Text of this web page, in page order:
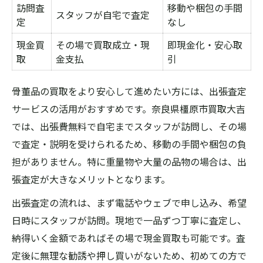
訪問査
定
スタッフが自宅で査定
移動や梱包の手間
なし
現金買
取
その場で買取成立・現
金支払
即現金化・安心取
引
骨董品の買取をより安心して進めたい方には、出張査定
サービスの活用がおすすめです。奈良県橿原市買取大吉
では、出張費無料で自宅までスタッフが訪問し、その場
で査定・説明を受けられるため、移動の手間や梱包の負
担がありません。特に重量物や大量の品物の場合は、出
張査定が大きなメリットとなります。
出張査定の流れは、まず電話やウェブで申し込み、希望
日時にスタッフが訪問。現地で一品ずつ丁寧に査定し、
納得いく金額であればその場で現金買取も可能です。査
定後に無理な勧誘や押し買いがないため、初めての方で